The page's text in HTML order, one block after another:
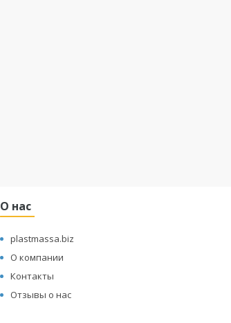
О нас
plastmassa.biz
О компании
Контакты
Отзывы о нас